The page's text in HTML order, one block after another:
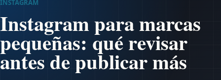
INSTAGRAM
Instagram para marcas
pequeñas: qué revisar
antes de publicar más